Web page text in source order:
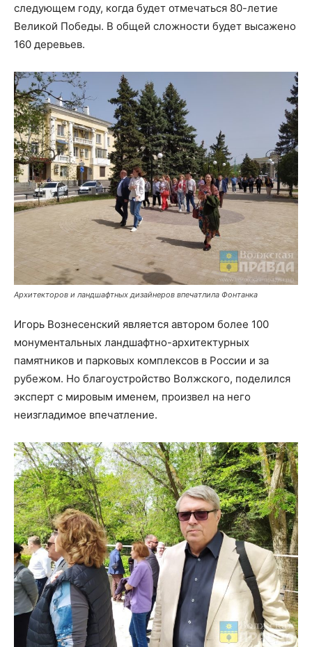
следующем году, когда будет отмечаться 80-летие
Великой Победы. В общей сложности будет высажено
160 деревьев.
Архитекторов и ландшафтных дизайнеров впечатлила Фонтанка
Игорь Вознесенский является автором более 100
монументальных ландшафтно-архитектурных
памятников и парковых комплексов в России и за
рубежом. Но благоустройство Волжского, поделился
эксперт с мировым именем, произвел на него
неизгладимое впечатление.